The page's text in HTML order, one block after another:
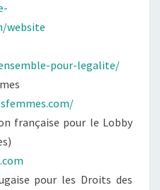
website
pour-legalite/
française pour le Lobby
pour les Droits des